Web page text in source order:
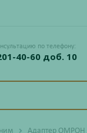
по телефону:
40-60 доб. 10
Адаптер ОМРОН